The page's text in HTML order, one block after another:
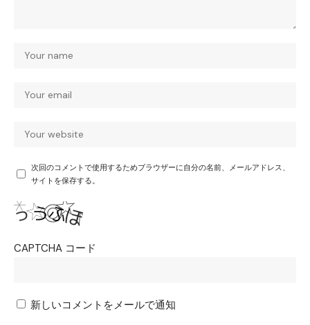
次回のコメントで使用するためブラウザーに自分の名前、メールアドレス、
サイトを保存する。
CAPTCHA コード
新しいコメントをメールで通知